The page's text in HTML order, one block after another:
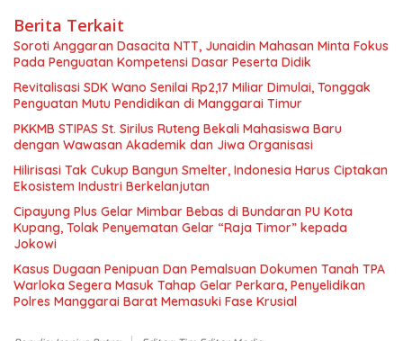
Berita Terkait
Soroti Anggaran Dasacita NTT, Junaidin Mahasan Minta Fokus
Pada Penguatan Kompetensi Dasar Peserta Didik
Revitalisasi SDK Wano Senilai Rp2,17 Miliar Dimulai, Tonggak
Penguatan Mutu Pendidikan di Manggarai Timur
PKKMB STIPAS St. Sirilus Ruteng Bekali Mahasiswa Baru
dengan Wawasan Akademik dan Jiwa Organisasi
Hilirisasi Tak Cukup Bangun Smelter, Indonesia Harus Ciptakan
Ekosistem Industri Berkelanjutan
Cipayung Plus Gelar Mimbar Bebas di Bundaran PU Kota
Kupang, Tolak Penyematan Gelar “Raja Timor” kepada
Jokowi
Kasus Dugaan Penipuan Dan Pemalsuan Dokumen Tanah TPA
Warloka Segera Masuk Tahap Gelar Perkara, Penyelidikan
Polres Manggarai Barat Memasuki Fase Krusial